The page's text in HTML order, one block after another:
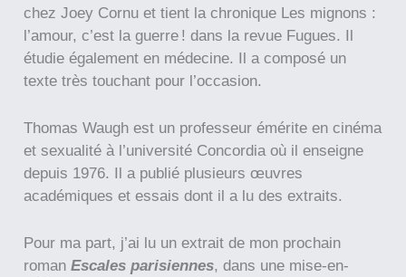
chez Joey Cornu et tient la chronique Les mignons :
l’amour, c’est la guerre ! dans la revue Fugues. Il
étudie également en médecine. Il a composé un
texte très touchant pour l’occasion.
Thomas Waugh est un professeur émérite en cinéma
et sexualité à l’université Concordia où il enseigne
depuis 1976. Il a publié plusieurs œuvres
académiques et essais dont il a lu des extraits.
Pour ma part, j’ai lu un extrait de mon prochain
romanEscales parisiennes, dans une mise-en-